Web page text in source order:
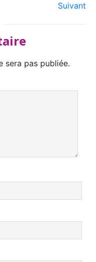
Suivant
sera pas publiée.